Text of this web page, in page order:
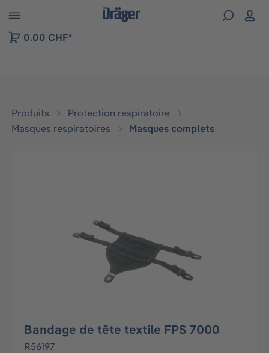
to B2B platform navigation
0.00 CHF*
Produits
Protection respiratoire
Masques respiratoires
Masques complets
Bandage de tête textile FPS 7000
R56197